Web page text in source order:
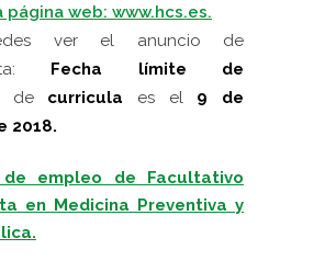
página web: www.hcs.es.
ver el anuncio de
Fecha límite de
de curricula es el 9 de
2018.
empleo de Facultativo
en Medicina Preventiva y